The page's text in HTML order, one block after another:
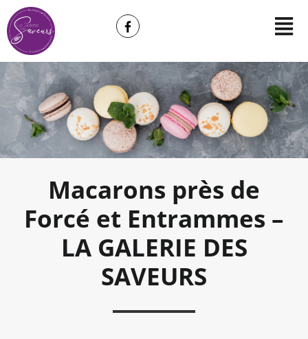
Macarons près de
Forcé et Entrammes –
LA GALERIE DES
SAVEURS